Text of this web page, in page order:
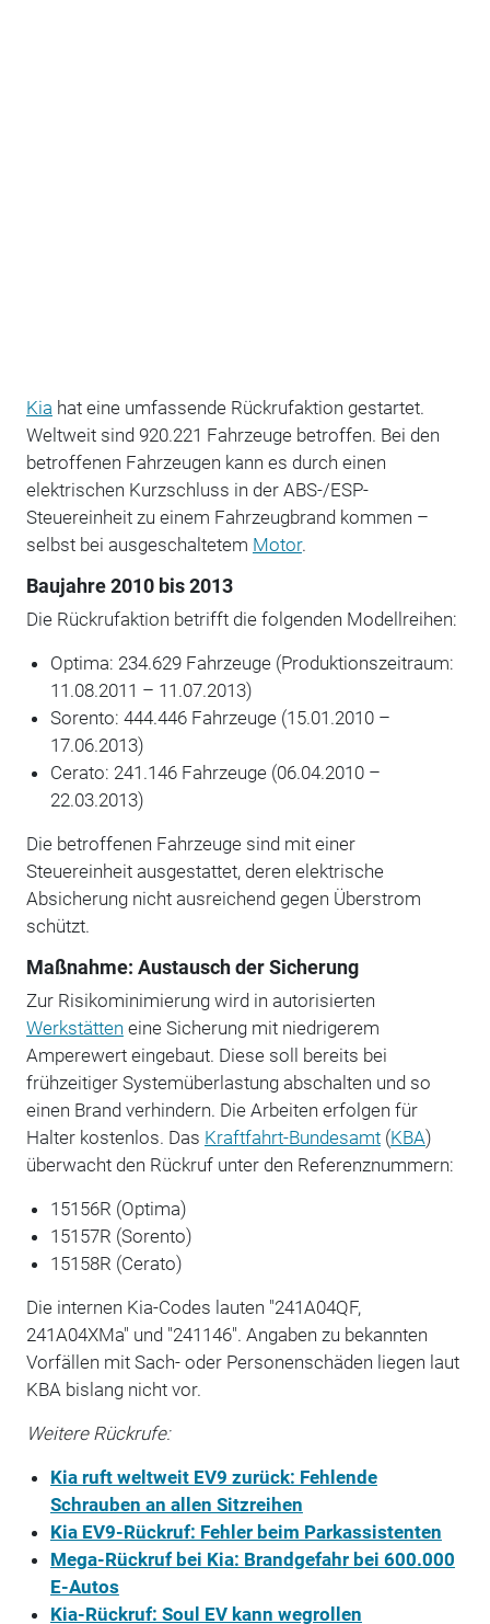
Kia hat eine umfassende Rückrufaktion gestartet.
Weltweit sind 920.221 Fahrzeuge betroffen. Bei den
betroffenen Fahrzeugen kann es durch einen
elektrischen Kurzschluss in der ABS-/ESP-
Steuereinheit zu einem Fahrzeugbrand kommen –
selbst bei ausgeschaltetem Motor.
Baujahre 2010 bis 2013
Die Rückrufaktion betrifft die folgenden Modellreihen:
Optima: 234.629 Fahrzeuge (Produktionszeitraum:
11.08.2011 – 11.07.2013)
Sorento: 444.446 Fahrzeuge (15.01.2010 –
17.06.2013)
Cerato: 241.146 Fahrzeuge (06.04.2010 –
22.03.2013)
Die betroffenen Fahrzeuge sind mit einer
Steuereinheit ausgestattet, deren elektrische
Absicherung nicht ausreichend gegen Überstrom
schützt.
Maßnahme: Austausch der Sicherung
Zur Risikominimierung wird in autorisierten
Werkstätten eine Sicherung mit niedrigerem
Amperewert eingebaut. Diese soll bereits bei
frühzeitiger Systemüberlastung abschalten und so
einen Brand verhindern. Die Arbeiten erfolgen für
Halter kostenlos. Das Kraftfahrt-Bundesamt(KBA)
überwacht den Rückruf unter den Referenznummern:
15156R (Optima)
15157R (Sorento)
15158R (Cerato)
Die internen Kia-Codes lauten "241A04QF,
241A04XMa" und "241146". Angaben zu bekannten
Vorfällen mit Sach- oder Personenschäden liegen laut
KBA bislang nicht vor.
Weitere Rückrufe:
Kia ruft weltweit EV9 zurück: Fehlende
Schrauben an allen Sitzreihen
Kia EV9-Rückruf: Fehler beim Parkassistenten
Mega-Rückruf bei Kia: Brandgefahr bei 600.000
E-Autos
Kia-Rückruf: Soul EV kann wegrollen